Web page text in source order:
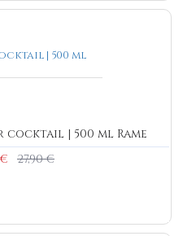
cocktail | 500 ml Rame
27,90 €